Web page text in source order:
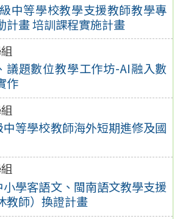
中等學校教學支援教師教學專
計畫 培訓課程實施計畫
議題數位教學工作坊-AI融入數
作
等學校教師海外短期進修及國
學客語文、閩南語文教學支援
教師）換證計畫